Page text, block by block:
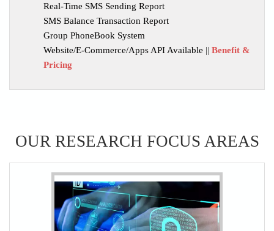
Real-Time SMS Sending Report
SMS Balance Transaction Report
Group PhoneBook System
Website/E-Commerce/Apps API Available || Benefit &
Pricing
OUR RESEARCH FOCUS AREAS